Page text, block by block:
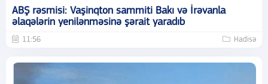
ABŞ rəsmisi: Vaşinqton sammiti Bakı və İrəvanla
əlaqələrin yenilənməsinə şərait yaradıb
11:56 Hadisə